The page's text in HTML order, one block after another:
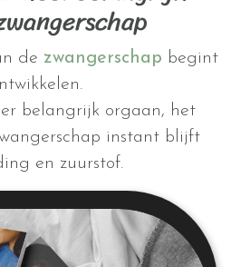
de zwangerschap begint
belangrijk orgaan, het
instant blijft
en zuurstof.